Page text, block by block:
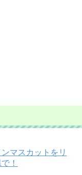
マスカットをリ
！